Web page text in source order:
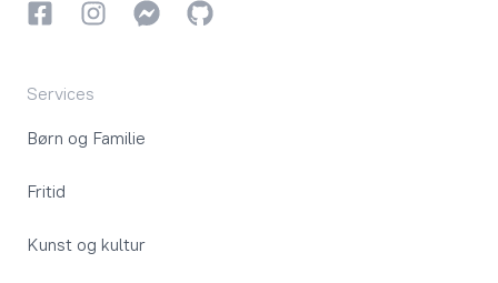
FacebookInstagramInstagram
GitHub
Services
Børn og Familie
Fritid
Kunst og kultur